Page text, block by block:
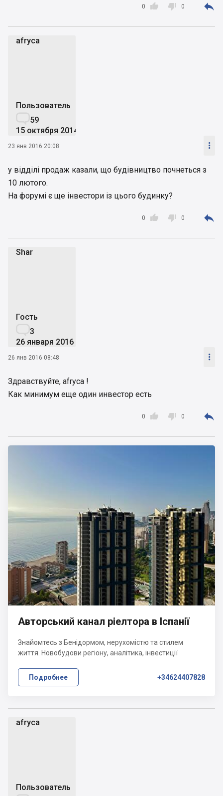

0  0 
afryca
Пользователь
59
15 октября 2014
23 янв 2016 20:08 
у відділі продаж казали, що будівництво почнеться з
10 лютого.
На форумі є ще інвестори із цього будинку?

0  0 
Shar
Гость
3
26 января 2016
26 янв 2016 08:48 
Здравствуйте, afryca !
Как минимум еще один инвестор есть

0  0 
afryca
Пользователь
Авторський канал ріелтора в Іспанії
Знайомтесь з Бенідормом, нерухомістю та стилем
життя. Новобудови регіону, аналітика, інвестиції
Подробнее +34624407828